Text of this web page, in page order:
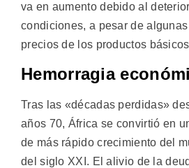
va en aumento debido al
condiciones, a pesar de
precios de los productos
Hemorragia
Tras las «décadas perdidas»
años 70, África se convirtió en
de más rápido crecimiento del
del siglo XXI. El alivio de la